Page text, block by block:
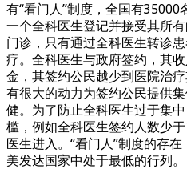
有“看门人”制度，全国有
一个全科医生登记并接受其所
门诊，只有通过全科医生转诊
疗。全科医生与政府签约，其
金，其签约公民越少到医院治
有很大的动力为签约公民提供
健。为了防止全科医生过于集
槛，例如全科医生签约人数少
医生进入。“看门人”制度的存
美发达国家中处于最低的行列。